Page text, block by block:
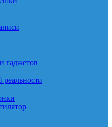
гаджетов
реальности